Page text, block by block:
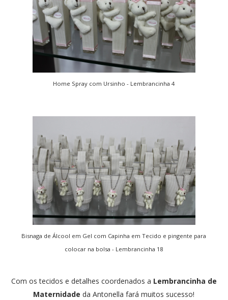
Home Spray com Ursinho - Lembrancinha 4
Bisnaga de Álcool em Gel com Capinha em Tecido e pingente para
colocar na bolsa - Lembrancinha 18
Com os tecidos e detalhes coordenados a Lembrancinha de
Maternidade da Antonella fará muitos sucesso!